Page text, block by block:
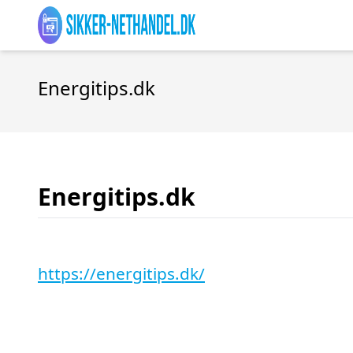
Energitips.dk
Energitips.dk
https://energitips.dk/